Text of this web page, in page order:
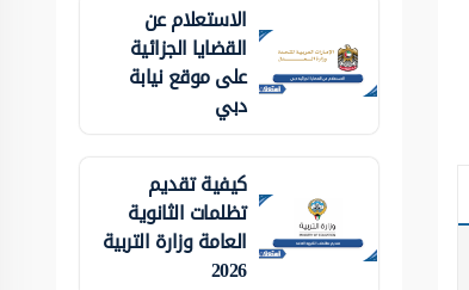
الاستعلام عن
القضايا الجزائية
على موقع نيابة
دبي
كيفية تقديم
تظلمات الثانوية
العامة وزارة التربية
2026